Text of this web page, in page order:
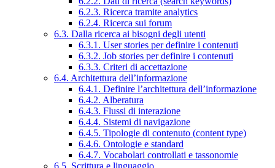
6.2.3. Ricerca tramite analytics
6.2.4. Ricerca sui forum
6.3. Dalla ricerca ai bisogni degli utenti
6.3.1. User stories per definire i contenuti
6.3.2. Job stories per definire i contenuti
6.3.3. Criteri di accettazione
6.4. Architettura dell’informazione
6.4.1. Definire l’architettura dell’informazione
6.4.2. Alberatura
6.4.3. Flussi di interazione
6.4.4. Sistemi di navigazione
6.4.5. Tipologie di contenuto (content type)
6.4.6. Ontologie e standard
6.4.7. Vocabolari controllati e tassonomie
6.5. Scrittura e linguaggio